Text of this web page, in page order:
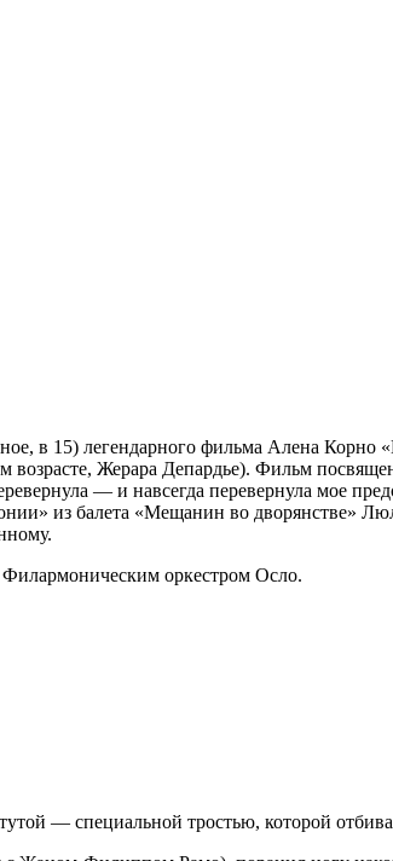
в 15) легендарного фильма Алена Корно
возрасте, Жерара Депардье). Фильм
— и навсегда перевернула мое
из балета «Мещанин во дворянстве»
Филармоническим оркестром Осло.
— специальной тростью, которой